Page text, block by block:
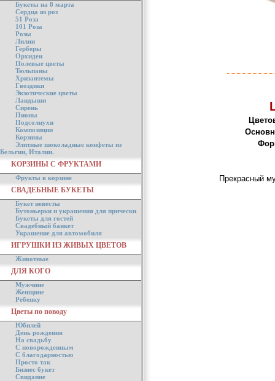
Букеты на 8 марта
Сердца из роз
51 Роза
101 Роза
Розы
Лилии
Герберы
Орхидеи
Полевые цветы
Тюльпаны
Хризантемы
Гвоздики
Экзотические цветы
Ландыши
Сирень
Пионы
Подсолнухи
Композиции
Корзины
Элитные шоколадные конфеты из
Бельгии, Италии.
КОРЗИНЫ С ФРУКТАМИ
Фрукты в корзине
СВАДЕБНЫЕ БУКЕТЫ
Букет невесты
Бутоньерки и украшения для прически
Букеты для гостей
Свадебный банкет
Украшение для автомобиля
ИГРУШКИ ИЗ ЖИВЫХ ЦВЕТОВ
Животные
ДЛЯ КОГО
Мужчине
Женщине
Ребенку
Цветы по поводу
Юбилей
День рождения
На свадьбу
С новорожденным
С благодарностью
Просто так
Бизнес букет
Свидание
Прекрасный